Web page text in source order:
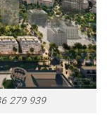
279 939